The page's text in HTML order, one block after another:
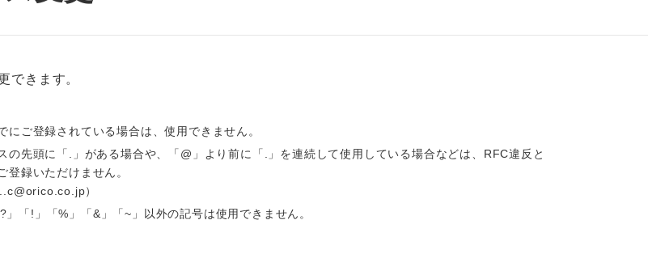
できます。
にご登録されている場合は、使用できません。
の先頭に「.」がある場合や、「@」より前に「.」を連続して使用している場合などは、RFC違反と
登録いただけません。
）
」「!」「%」「&」「~」以外の記号は使用できません。